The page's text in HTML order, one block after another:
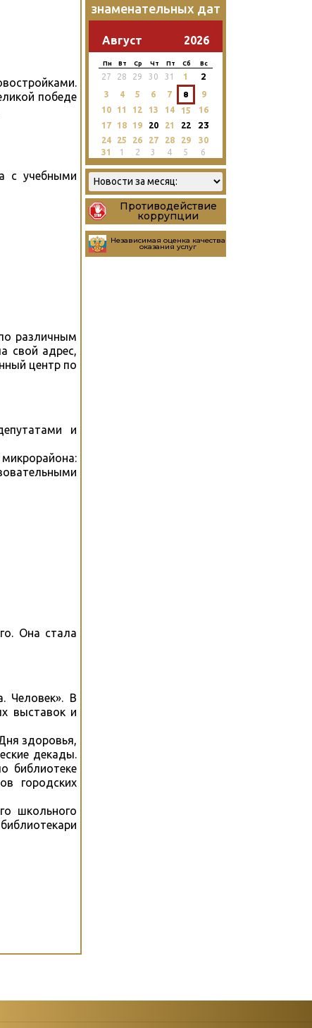
победе
с учебными
различным
свой адрес,
центр по
и
Она стала
Человек». В
выставок и
здоровья,
декады.
библиотеке
городских
школьного
знаменательных дат
Август 2026
Пн Вт Ср Чт Пт Сб Вс
27 28 29 30 31 1 2
3 4 5 6 7 8
9
10
11 12 13 14 15
16
17
18 19 20 21 22 23
24 25 26 27 28 29
30
31
1 2 3 4 5 6
Противодействие
коррупции
Независимая оценка качества
оказания услуг